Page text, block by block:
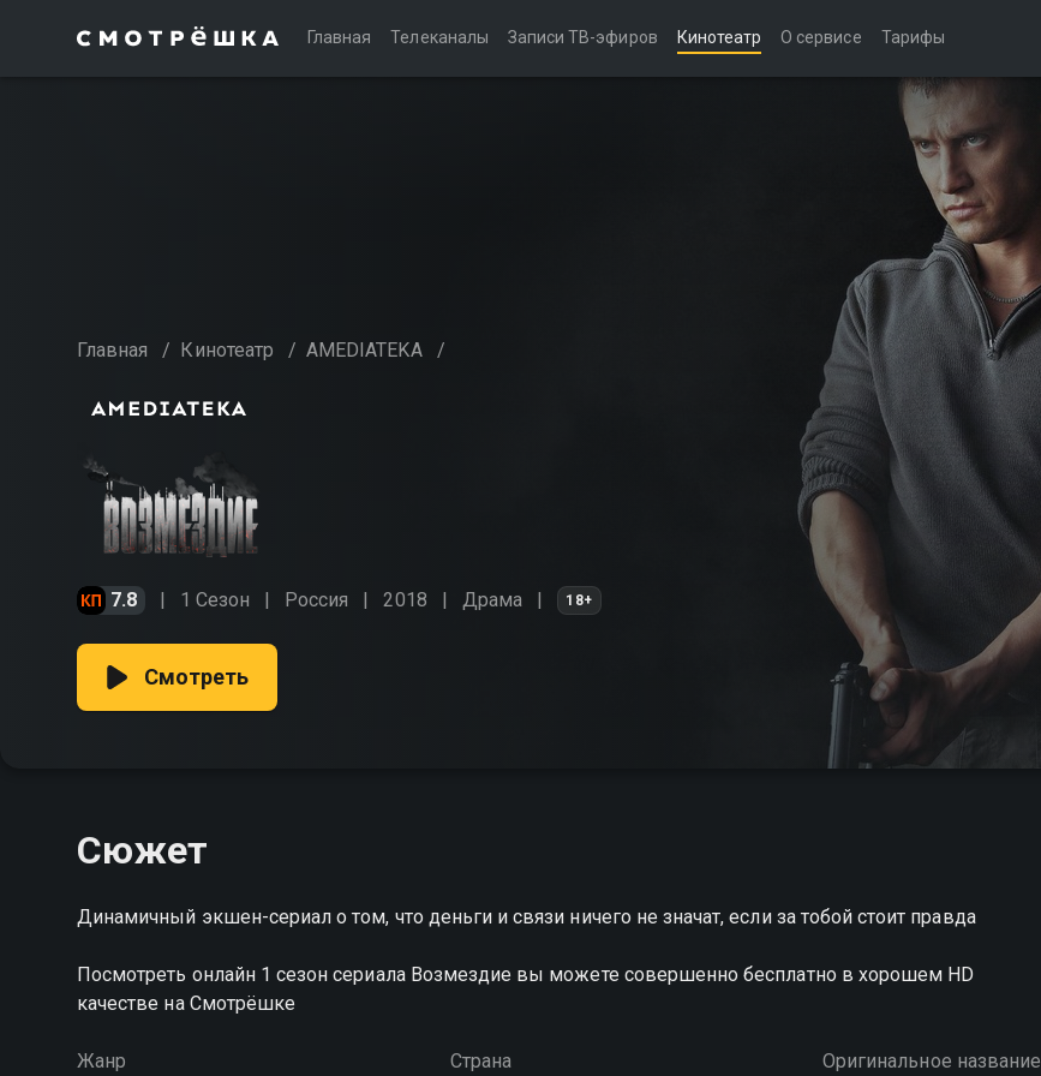
Главная Телеканалы Записи ТВ-эфиров Кинотеатр О сервисе Тарифы
Главная / Кинотеатр / AMEDIATEKA /
7.8 1 Сезон Россия 2018 Драма 18+
Смотреть
Сюжет
Динамичный экшен-сериал о том, что деньги и связи ничего не значат, если за тобой стоит правда
Посмотреть онлайн 1 сезон сериала Возмездие вы можете совершенно бесплатно в хорошем HD
качестве на Смотрёшке
Жанр Страна Оригинальное название